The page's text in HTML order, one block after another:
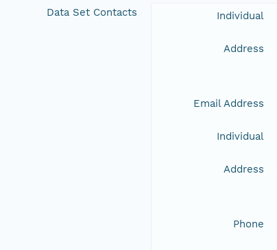
Data Set Contacts Individual
Address
Email Address
Individual
Address
Phone